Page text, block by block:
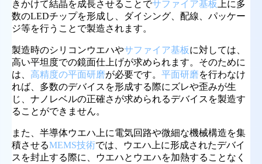
きかけて結晶を成長させることでサファイア基板 上に多
数のLEDチップを形成し、ダイシング、配線、パッケー
ジ等を行うことで製造されます。
製造時のシリコンウエハやサファイア基板に対しては、
高い平坦度での鏡面仕上げが求められます。そのために
は、 高精度の平面研磨が必要です。 平面研磨を行わなけ
れば、多数のデバイスを形成する際にズレや歪みが生
じ、ナノレベルの正確さが求められるデバイスを製造す
ることができません。
また、半導体ウエハ上に電気回路や微細な機械構造を集
積させるMEMS技術では、ウエハ上に形成されたデバイ
スを封止する際に、ウエハとウエハを加熱することなく